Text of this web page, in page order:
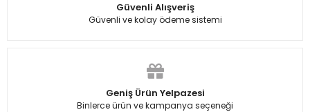
Güvenli Alışveriş
Güvenli ve kolay ödeme sistemi
Geniş Ürün Yelpazesi
Binlerce ürün ve kampanya seçeneği